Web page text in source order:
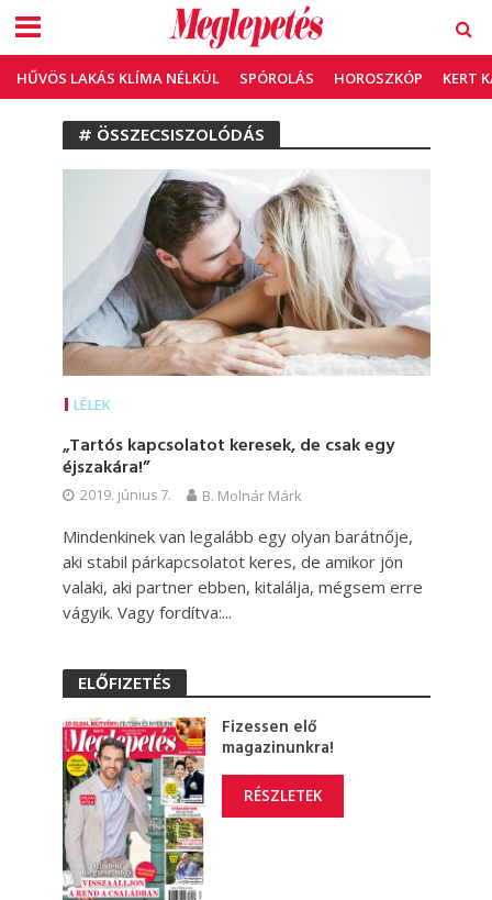
HŰVÖS LAKÁS KLÍMA NÉLKÜL SPÓROLÁS HOROSZKÓP KERT
# ÖSSZECSISZOLÓDÁS
LÉLEK
„Tartós kapcsolatot keresek, de csak egy
éjszakára!”
2019. június 7. B. Molnár Márk
Mindenkinek van legalább egy olyan barátnője,
aki stabil párkapcsolatot keres, de amikor jön
valaki, aki partner ebben, kitalálja, mégsem erre
vágyik. Vagy fordítva:...
ELŐFIZETÉS
Fizessen elő
magazinunkra!
RÉSZLETEK